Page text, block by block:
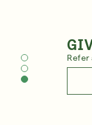
Take
Refer